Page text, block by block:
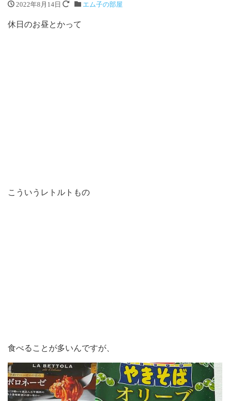
2022年8月14日 エム子の部屋
休日のお昼とかって
こういうレトルトもの
食べることが多いんですが、